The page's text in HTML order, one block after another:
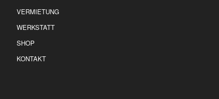
VERMIETUNG
WERKSTATT
SHOP
KONTAKT